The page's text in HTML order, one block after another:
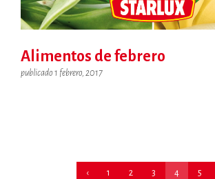
Alimentos de febrero
publicado 1 febrero, 2017
‹ 1 2 3 4 5